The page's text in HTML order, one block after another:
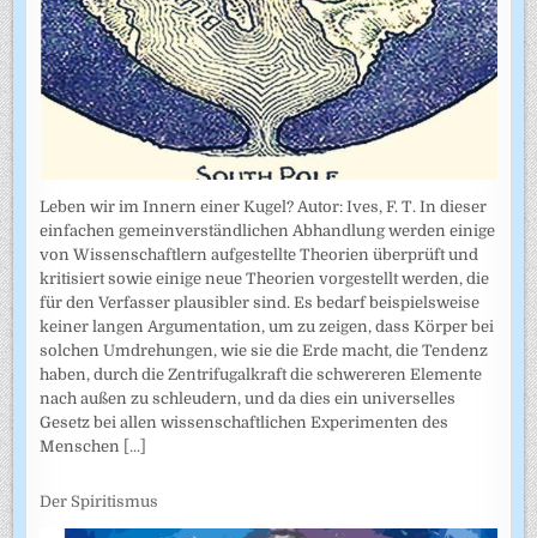
Leben wir im Innern einer Kugel? Autor: Ives, F. T. In dieser
einfachen gemeinverständlichen Abhandlung werden einige
von Wissenschaftlern aufgestellte Theorien überprüft und
kritisiert sowie einige neue Theorien vorgestellt werden, die
für den Verfasser plausibler sind. Es bedarf beispielsweise
keiner langen Argumentation, um zu zeigen, dass Körper bei
solchen Umdrehungen, wie sie die Erde macht, die Tendenz
haben, durch die Zentrifugalkraft die schwereren Elemente
nach außen zu schleudern, und da dies ein universelles
Gesetz bei allen wissenschaftlichen Experimenten des
Menschen [...]
Der Spiritismus